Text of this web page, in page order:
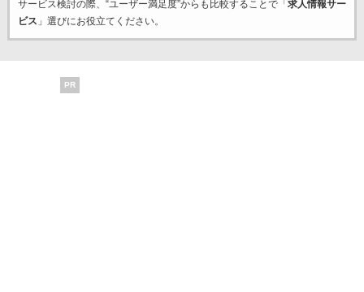
サービス検討の際、“ユーザー満足度”からも比較することで「 求人情報サー
ビス 」選びにお役立てください。
PR